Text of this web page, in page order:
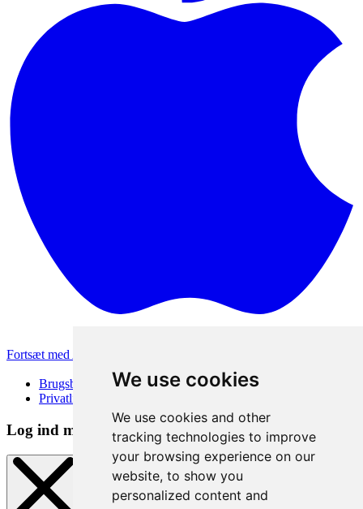
We use cookies
We use cookies and other
tracking technologies to improve
your browsing experience on our
website, to show you
personalized content and
Fortsæt med Apple
Brugsbetingelser
Privatlivspolitik
Log ind metode